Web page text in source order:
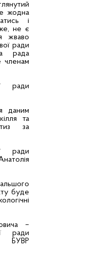
жодна
і
не є
жваво
ради
рада
членам
ради
даним
та
за
ради
буде
–
ради
БУВР